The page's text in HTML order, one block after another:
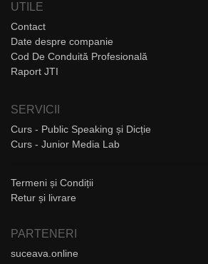
UTILE
Contact
Date despre companie
Cod De Conduită Profesională
Raport JTI
SERVICII
Curs - Public Speaking și Dicție
Curs - Junior Media Lab
Termeni și Condiții
Retur și livrare
PARTENERI
suceava.online